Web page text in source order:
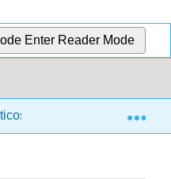
Enter Reader Mode
y geometría